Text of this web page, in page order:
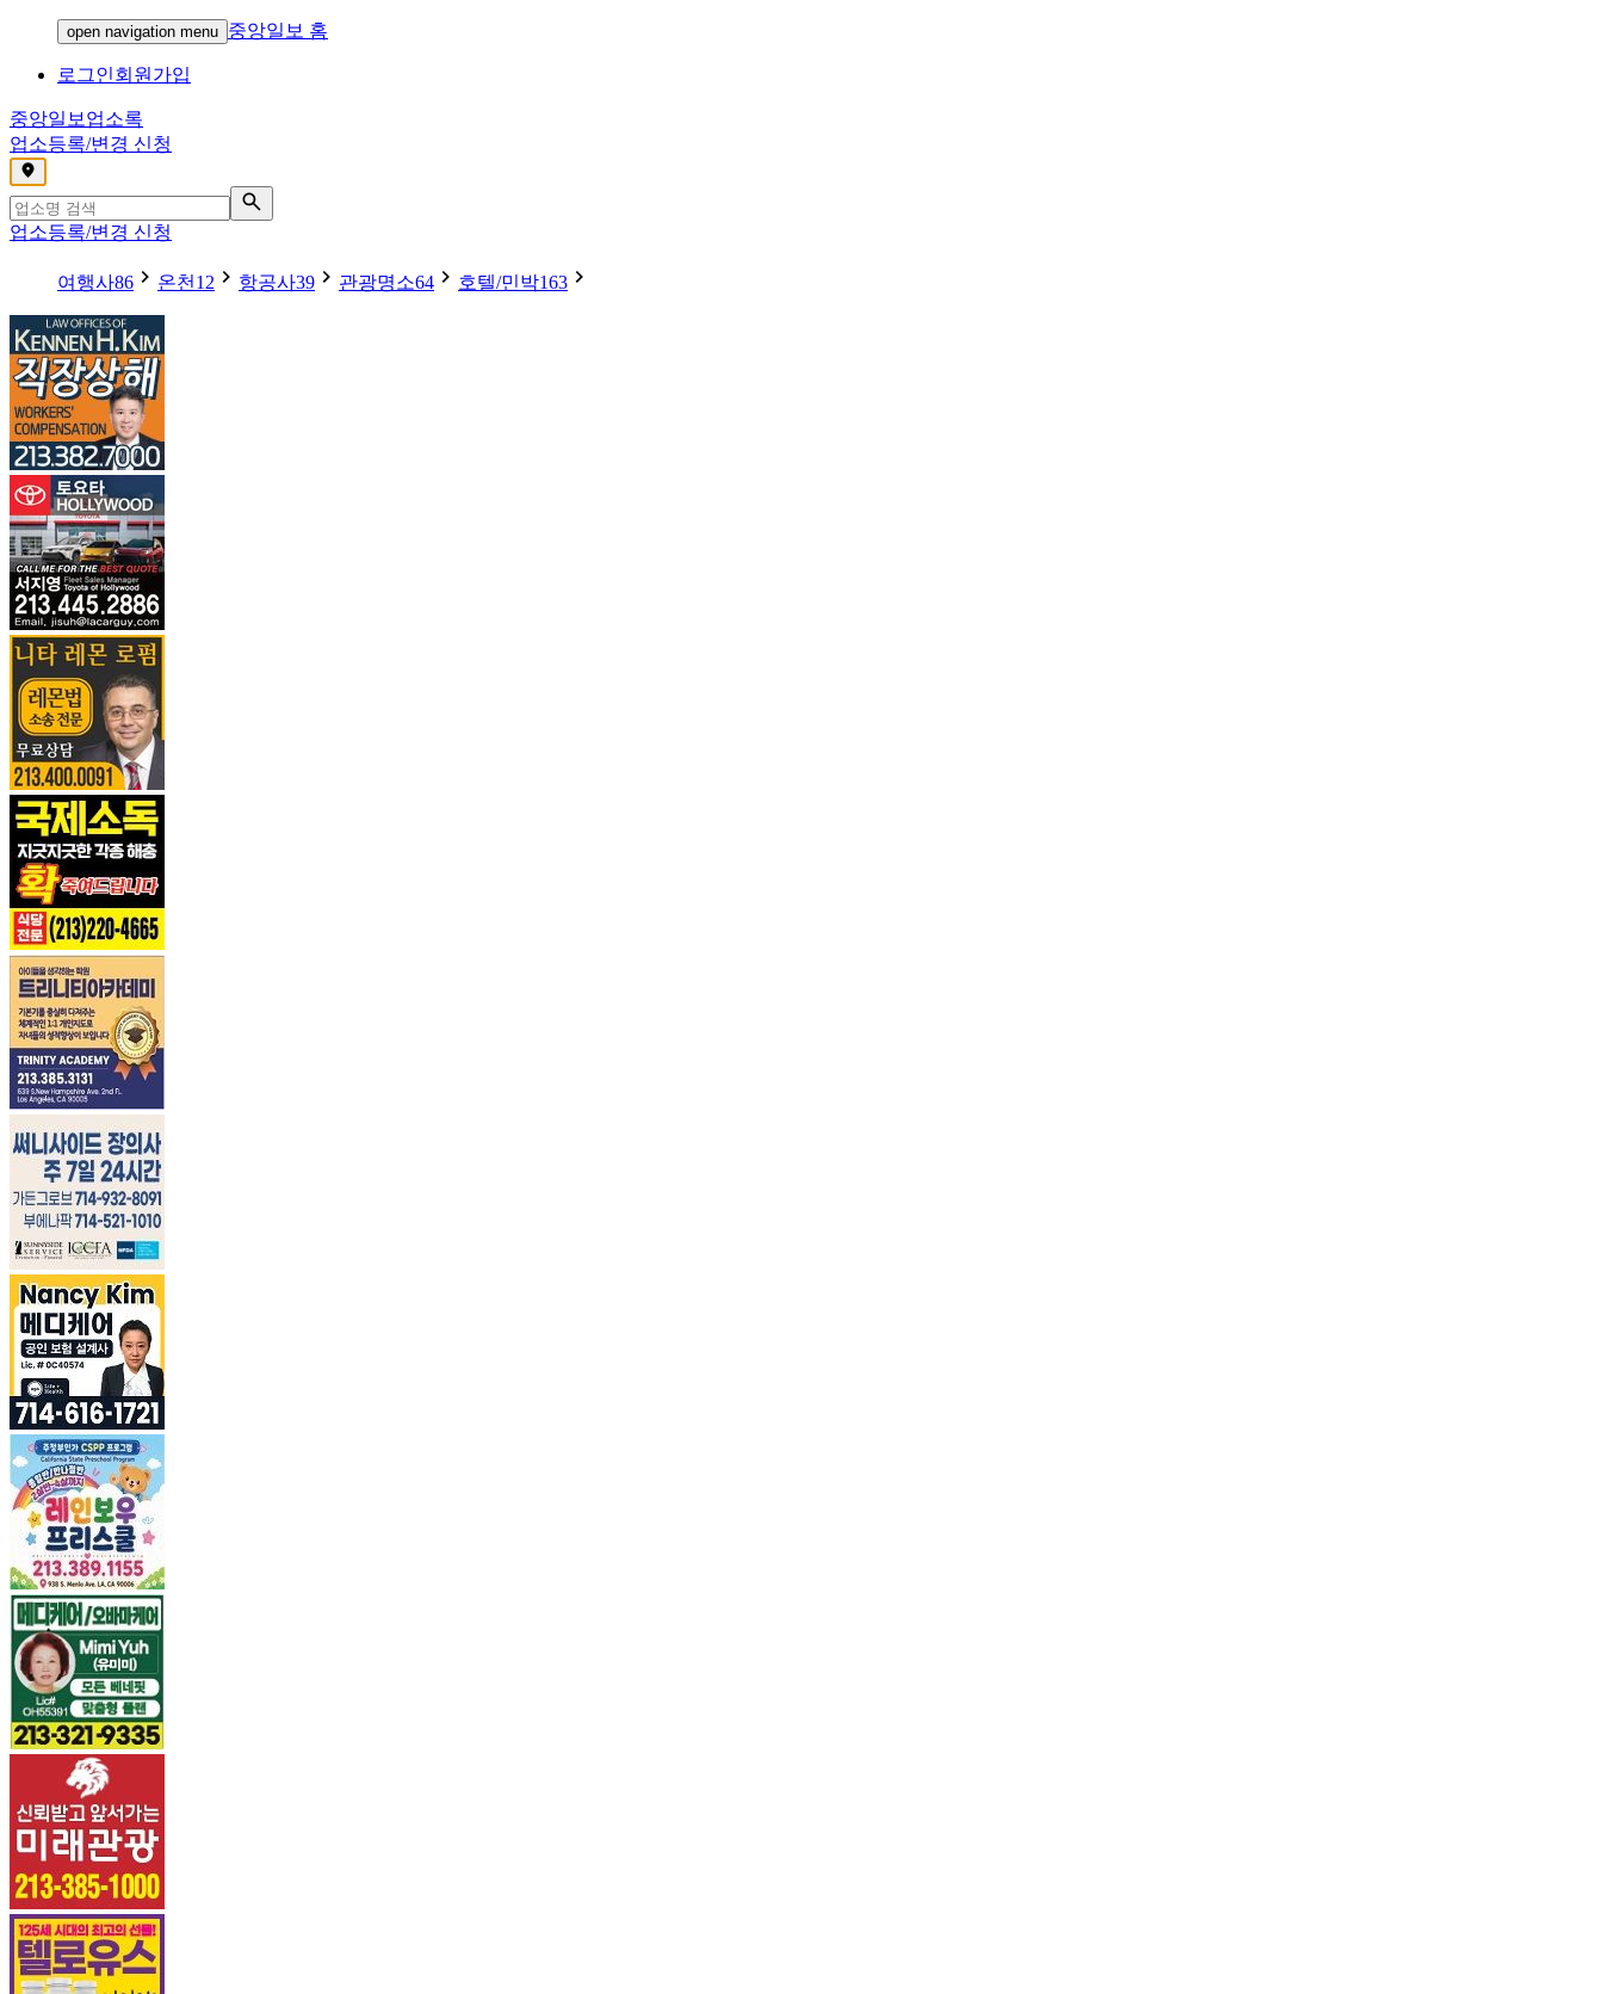
open navigation menu 중앙일보 홈
로그인회원가입
중앙일보 업소록
업소등록/변경 신청
,
업소등록/변경 신청
여행사86 온천 12 항공사39 관광명소64 호텔/민박163